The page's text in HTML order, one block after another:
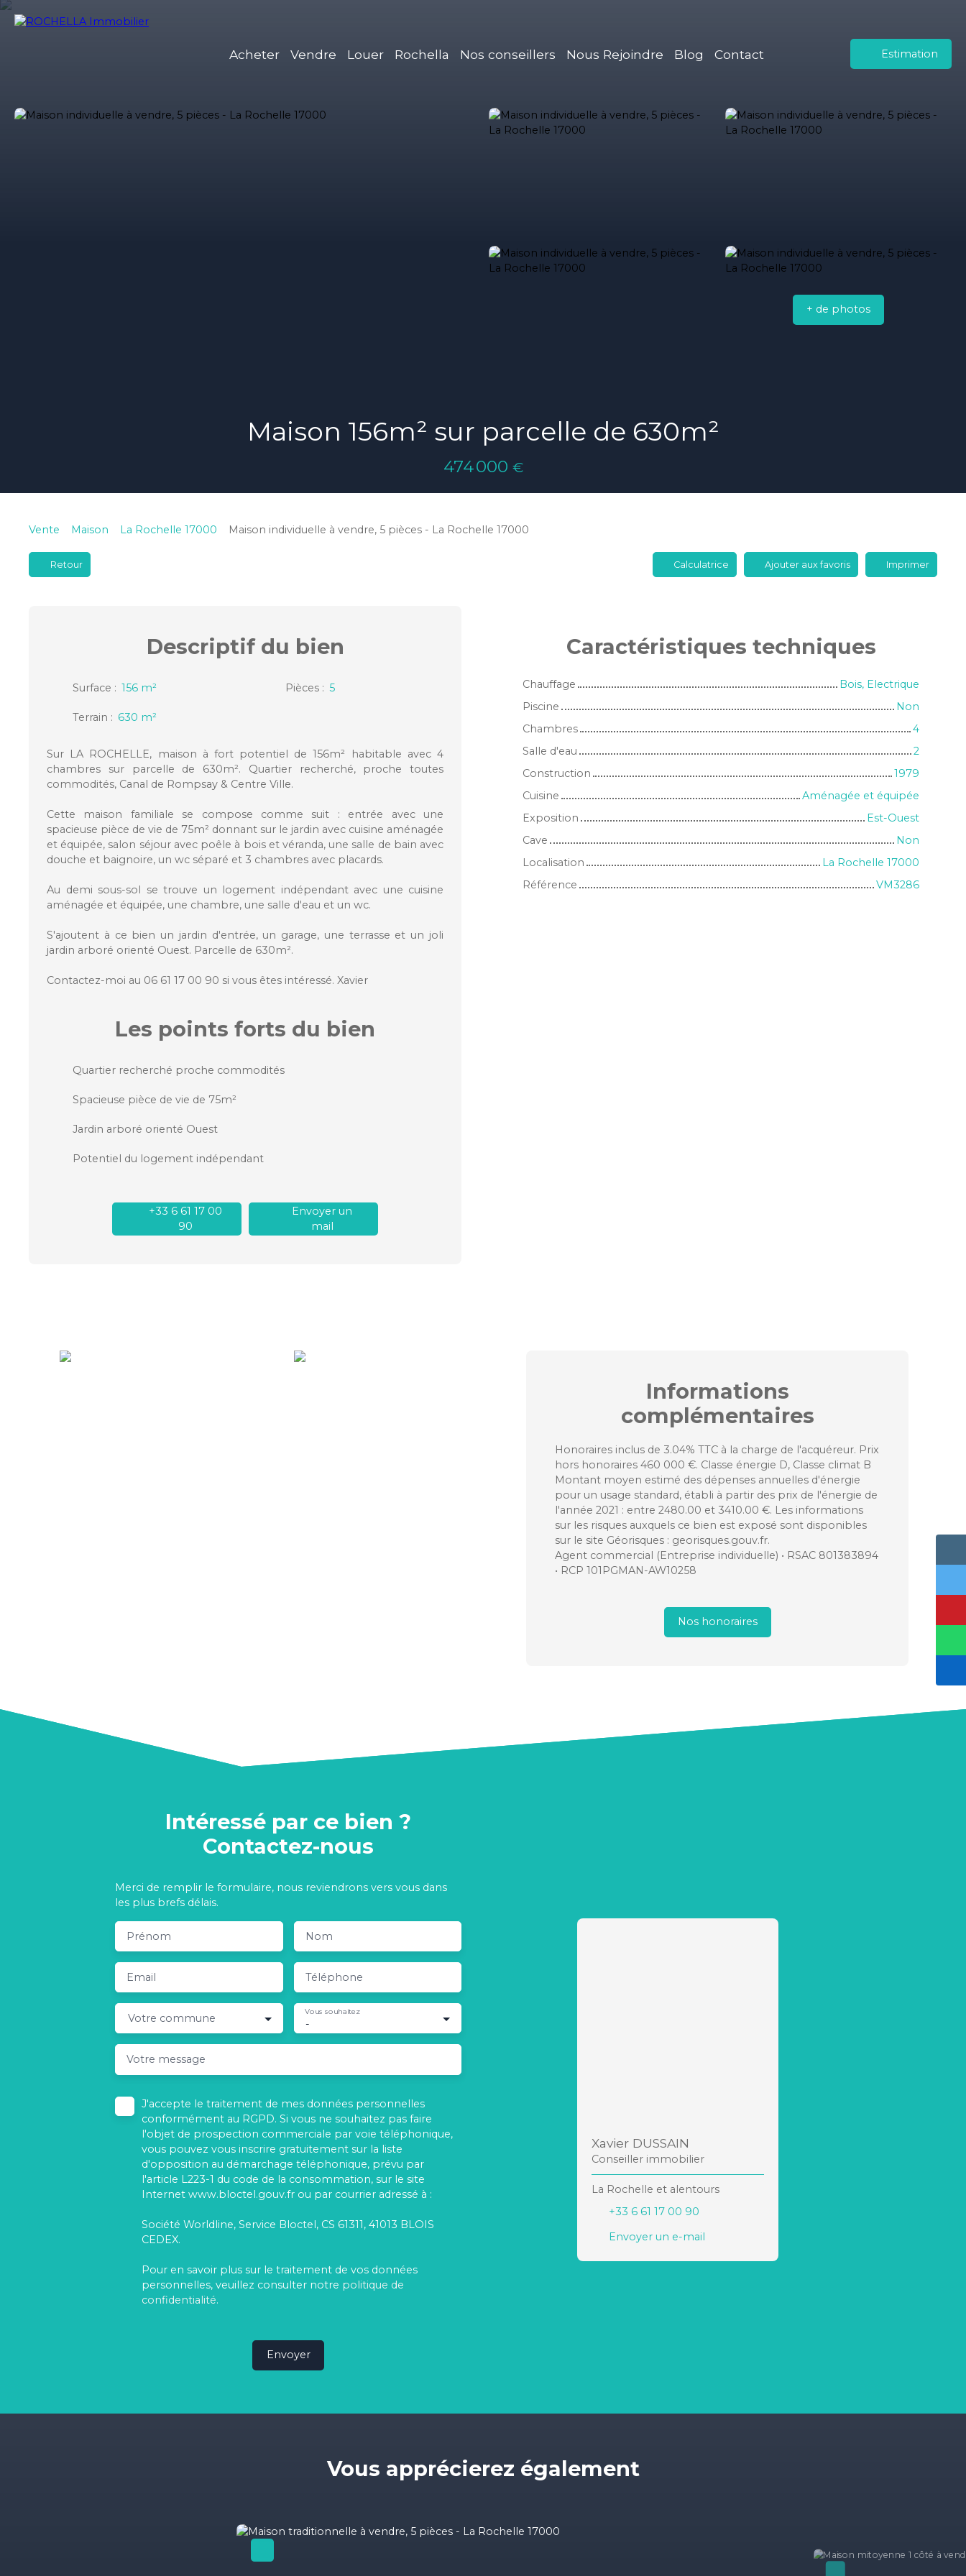
Acheter Vendre Louer Rochella Nos conseillers Nous Rejoindre Blog Contact Estimation
+ de photos
Maison 156m² sur parcelle de 630m²
474 000 €
Vente Maison La Rochelle 17000 Maison individuelle à vendre, 5 pièces - La Rochelle 17000
Retour Calculatrice Ajouter aux favoris Imprimer
Descriptifdu bien
Surface : 156 m² Pièces : 5
Terrain : 630 m²
Sur LA ROCHELLE, maison à fort potentiel de 156m² habitable avec 4
chambres sur parcelle de 630m². Quartier recherché, proche toutes
commodités, Canal de Rompsay & Centre Ville.
Cette maison familiale se compose comme suit : entrée avec une
spacieuse pièce de vie de 75m² donnant sur le jardin avec cuisine aménagée
et équipée, salon séjour avec poêle à bois et véranda, une salle de bain avec
douche et baignoire, un wc séparé et 3 chambres avec placards.
Au demi sous-sol se trouve un logement indépendant avec une cuisine
aménagée et équipée, une chambre, une salle d'eau et un wc.
S'ajoutent à ce bien un jardin d'entrée, un garage, une terrasse et un joli
jardin arboré orienté Ouest. Parcelle de 630m².
Contactez-moi au 06 61 17 00 90 si vous êtes intéressé. Xavier
Les points forts du bien
Quartier recherché proche commodités
Spacieuse pièce de vie de 75m²
Jardin arboré orienté Ouest
Potentiel du logement indépendant
+33 6 61 17 00
90
Envoyer un
mail
Caractéristiques techniques
Chauffage
Bois, Electrique
Piscine
Non
Chambres
4
Salle d'eau
2
Construction
1979
Cuisine
Aménagée et équipée
Exposition
Est-Ouest
Cave
Non
Localisation
La Rochelle 17000
Référence
VM3286
Informations
complémentaires
Honoraires inclus de 3.04% TTC à la charge de l'acquéreur. Prix
hors honoraires 460 000 €. Classe énergie D, Classe climat B
Montant moyen estimé des dépenses annuelles d'énergie
pour un usage standard, établi à partir des prix de l'énergie de
l'année 2021 : entre 2480.00 et 3410.00 €. Les informations
sur les risques auxquels ce bien est exposé sont disponibles
sur le site Géorisques : georisques.gouv.fr.
Agent commercial (Entreprise individuelle) • RSAC 801383894
• RCP 101PGMAN-AW10258
Nos honoraires
Intéressé par ce bien ?
Contactez-nous
Merci de remplir le formulaire, nous reviendrons vers vous dans
les plus brefs délais.
Prénom Nom
Email Téléphone
Votre commune -
Vous souhaitez
Votre message
J'accepte le traitement de mes données personnelles
conformément au RGPD. Si vous ne souhaitez pas faire
l'objet de prospection commerciale par voie téléphonique,
vous pouvez vous inscrire gratuitement sur la liste
d'opposition au démarchage téléphonique, prévu par
l'article L223-1 du code de la consommation, sur le site
Internet www.bloctel.gouv.fr ou par courrier adressé à :
Société Worldline, Service Bloctel, CS 61311, 41013 BLOIS
CEDEX.
Pour en savoir plus sur le traitement de vos données
personnelles, veuillez consulter notre politique de
confidentialité.
Envoyer
Xavier DUSSAIN
Conseiller immobilier
La Rochelle et alentours
+33 6 61 17 00 90
Envoyer un e-mail
Vous apprécierez également